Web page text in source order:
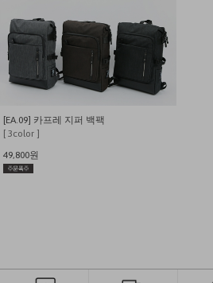
[EA.09] 카프레 지퍼 백팩
[ 3color ]
49,800원